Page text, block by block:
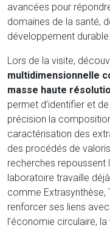
avancées pour
domaines de la santé,
développement durable.
Lors de la visite,
multidimensionnelle
masse haute
permet d’identifier et
précision la
caractérisation des
des procédés de
recherches repoussent
laboratoire travaille
comme Extrasynthèse,
renforcer ses liens
l’économie circulaire,